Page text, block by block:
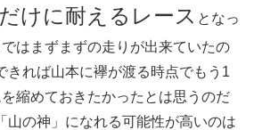
けに耐えるレース となっ
はまずまずの走りが出来ていたの
きれば山本に襷が渡る時点でもう1
縮めておきたかったとは思うのだ
の神」になれる可能性が高いのは